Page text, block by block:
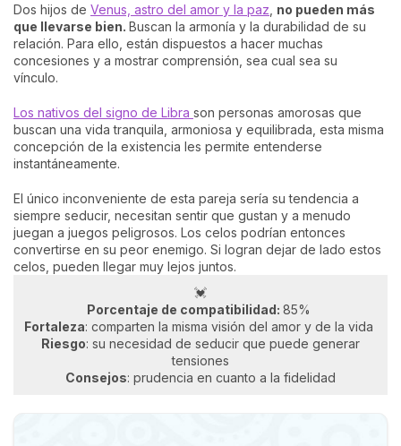
Dos hijos de Venus, astro del amor y la paz no pueden más
que llevarse bien. Buscan la armonía y la durabilidad de su
relación. Para ello, están dispuestos a hacer muchas
concesiones y a mostrar comprensión, sea cual sea su
vínculo.
Los nativos del signo de Libra son personas amorosas que
buscan una vida tranquila, armoniosa y equilibrada, esta misma
concepción de la existencia les permite entenderse
instantáneamente.
El único inconveniente de esta pareja sería su tendencia a
siempre seducir, necesitan sentir que gustan y a menudo
juegan a juegos peligrosos. Los celos podrían entonces
convertirse en su peor enemigo. Si logran dejar de lado estos
celos, pueden llegar muy lejos juntos.
💓
Porcentaje de compatibilidad: 85%
Fortaleza: comparten la misma visión del amor y de la vida
Riesgo: su necesidad de seducir que puede generar
tensiones
Consejos: prudencia en cuanto a la fidelidad